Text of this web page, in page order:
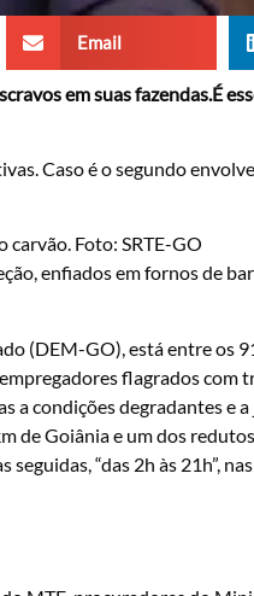
Email
em suas fazendas.É
Caso é o segundo
Foto: SRTE-GO
enfiados em fornos de
(DEM-GO), está entre os
flagrados com
a condições degradantes e
de Goiânia e um dos
“das 2h às 21h”,